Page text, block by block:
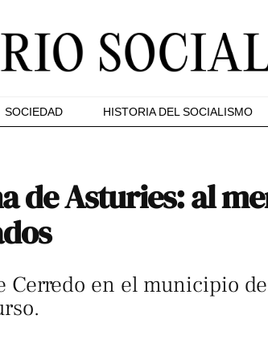
SOCIEDAD HISTORIA DEL SOCIALISMO
de Asturies: al
en el municipio